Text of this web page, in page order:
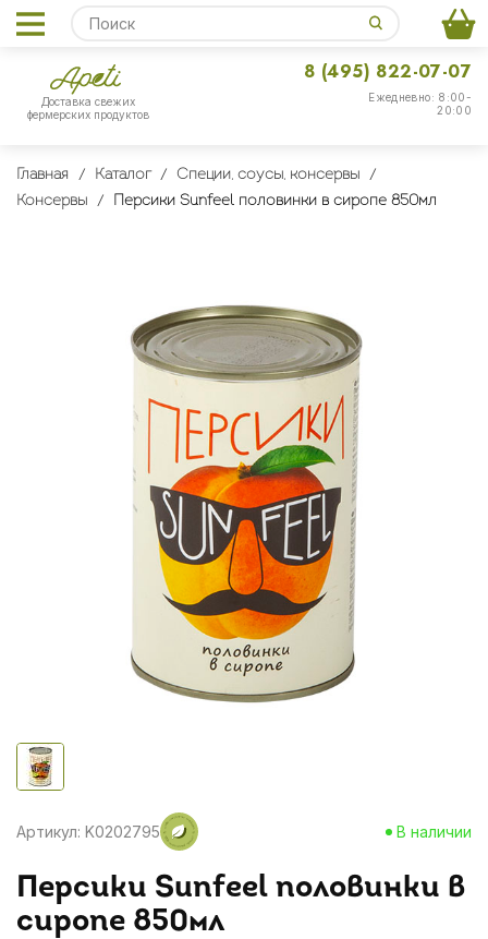
Доставка свежих
фермерских продуктов
Ежедневно: 8:00-
20:00
8 (495) 822-07-07
Главная Каталог
Специи, соусы, консервы
Консервы
Персики Sunfeel половинки в сиропе 850мл
Артикул: K0202795 В наличии
Персики Sunfeel половинки в
сиропе 850мл